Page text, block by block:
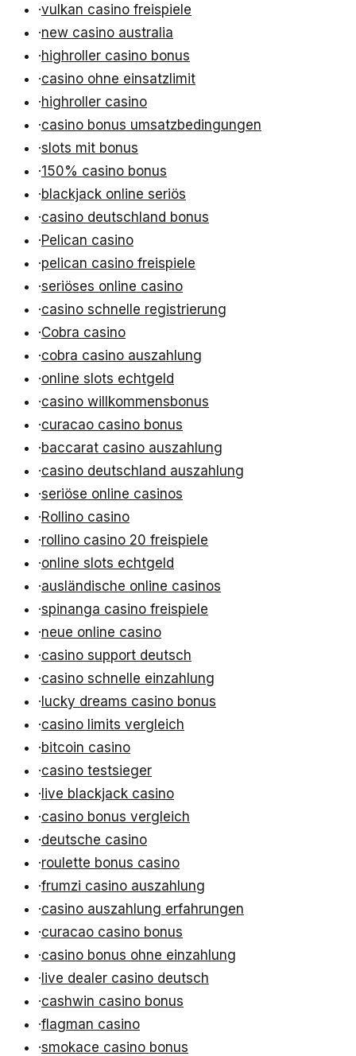
·vulkan casino freispiele
·new casino australia
·highroller casino bonus
·casino ohne einsatzlimit
·highroller casino
·casino bonus umsatzbedingungen
·slots mit bonus
·150% casino bonus
·blackjack online seriös
·casino deutschland bonus
·Pelican casino
·pelican casino freispiele
·seriöses online casino
·casino schnelle registrierung
·Cobra casino
·cobra casino auszahlung
·online slots echtgeld
·casino willkommensbonus
·curacao casino bonus
·baccarat casino auszahlung
·casino deutschland auszahlung
·seriöse online casinos
·Rollino casino
·rollino casino 20 freispiele
·online slots echtgeld
·ausländische online casinos
·spinanga casino freispiele
·neue online casino
·casino support deutsch
·casino schnelle einzahlung
·lucky dreams casino bonus
·casino limits vergleich
·bitcoin casino
·casino testsieger
·live blackjack casino
·casino bonus vergleich
·deutsche casino
·roulette bonus casino
·frumzi casino auszahlung
·casino auszahlung erfahrungen
·curacao casino bonus
·casino bonus ohne einzahlung
·live dealer casino deutsch
·cashwin casino bonus
·flagman casino
·smokace casino bonus